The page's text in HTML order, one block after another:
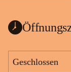
Geschlossen